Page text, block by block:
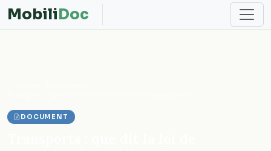
MobiliDoc
DOCUMENT